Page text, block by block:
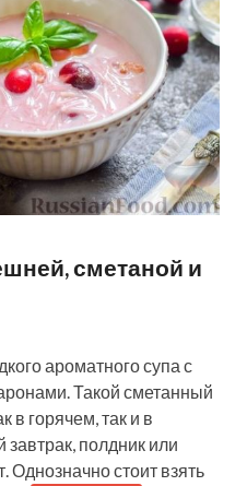
сметаной и
ароматного супа с
Такой сметанный
в горячем, так и в
полдник или
Однозначно стоит взять